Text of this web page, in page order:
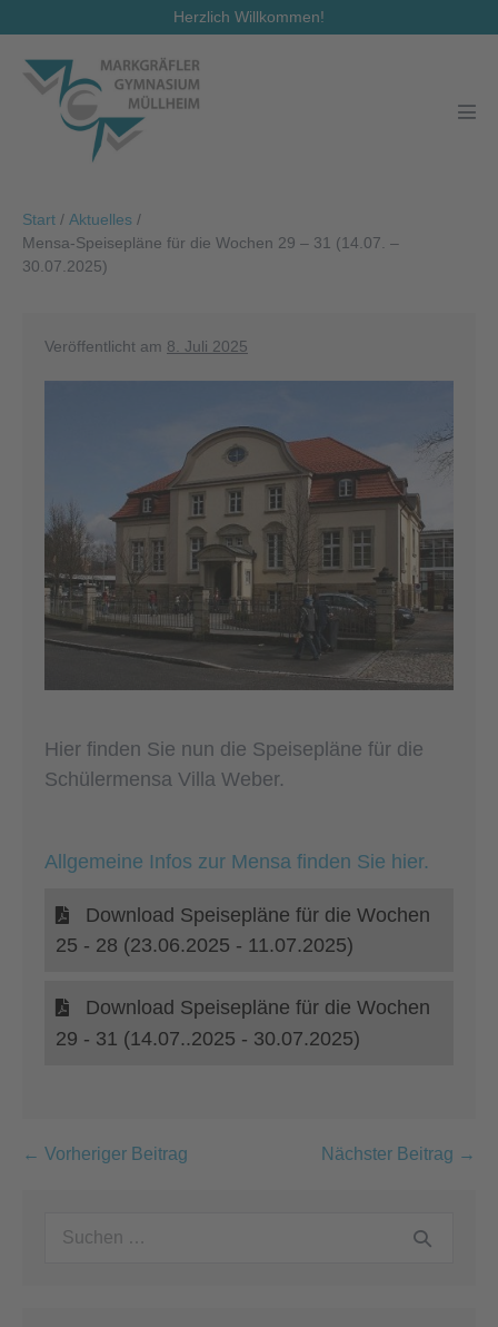
Inhalt
springen
Herzlich Willkommen!
Start / Aktuelles /
Mensa-Speisepläne für die Wochen 29 – 31 (14.07. –
30.07.2025)
Veröffentlicht am 8. Juli 2025
Hier finden Sie nun die Speisepläne für die
Schülermensa Villa Weber.
Allgemeine Infos zur Mensa finden Sie hier.
Download Speisepläne für die Wochen
25 - 28 (23.06.2025 - 11.07.2025)
Download Speisepläne für die Wochen
29 - 31 (14.07..2025 - 30.07.2025)
Beitragsnavigation
← Vorheriger Beitrag Nächster Beitrag →